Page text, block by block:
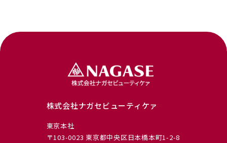
株式会社ナガセビューティケァ
東京本社
〒103-0023 東京都中央区日本橋本町1-2-8